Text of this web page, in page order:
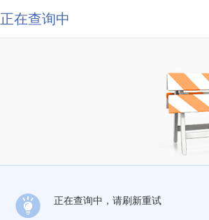
正在查询中
正在查询中，请刷新重试